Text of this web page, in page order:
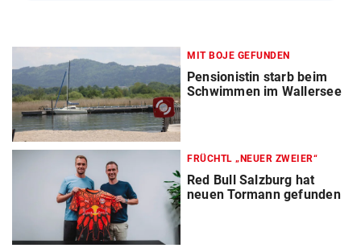
MIT BOJE GEFUNDEN
Pensionistin starb beim
Schwimmen im Wallersee
FRÜCHTL „NEUER ZWEIER“
Red Bull Salzburg hat
neuen Tormann gefunden